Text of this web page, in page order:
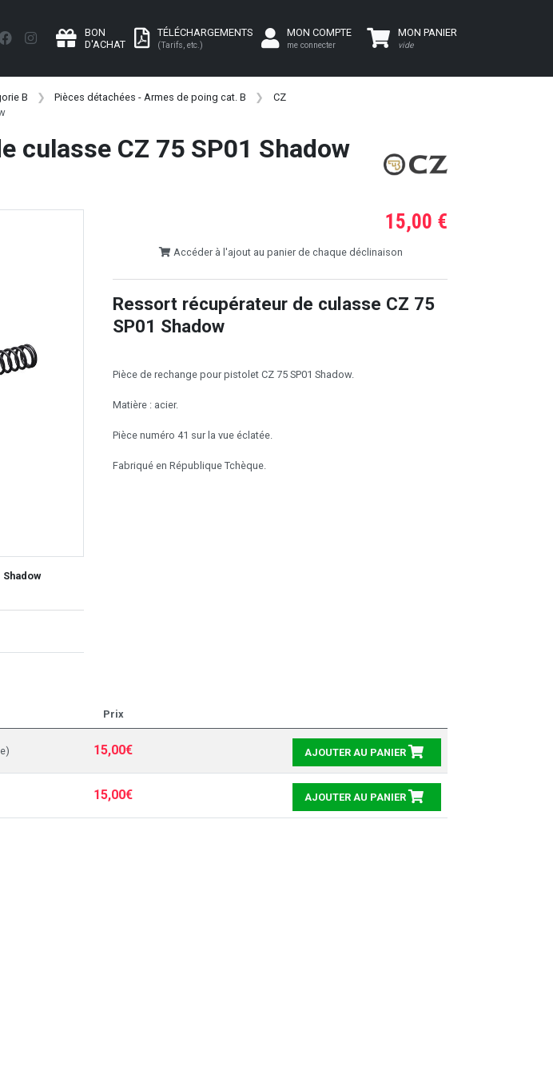
BON
D'ACHAT
TÉLÉCHARGEMENTS
(Tarifs, etc.)
MON COMPTE
me connecter
MON PANIER
vide
B Pièces détachées - Armes de poing cat. B
CZ
culasse CZ 75 SP01 Shadow
15,00 €
Accéder à l'ajout au panier de chaque déclinaison
Ressort récupérateur de culasse CZ 75
SP01 Shadow
Pièce de rechange pour pistolet CZ 75 SP01 Shadow.
Matière : acier.
Pièce numéro 41 sur la vue éclatée.
Fabriqué en République Tchèque.
Prix
15,00€ AJOUTER AU PANIER
15,00€ AJOUTER AU PANIER